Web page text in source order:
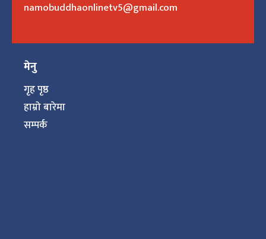
namobuddhaonlinetv5@gmail.com
मेनु
गृह पृष्ठ
हाम्रो बारेमा
सम्पर्क